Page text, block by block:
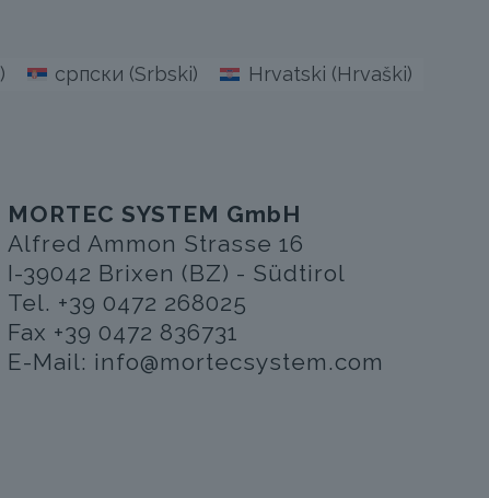
MORTEC SYSTEM GmbH
Alfred Ammon Strasse 16
I-39042 Brixen (BZ) - Südtirol
Tel. +39 0472 268025
Fax +39 0472 836731
E-Mail: info@mortecsystem.com
) српски (Srbski) Hrvatski (Hrvaški)